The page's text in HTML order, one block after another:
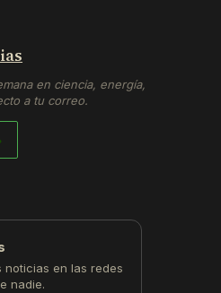
en ciencia, energía,
a tu correo.
noticias en las redes
nadie.